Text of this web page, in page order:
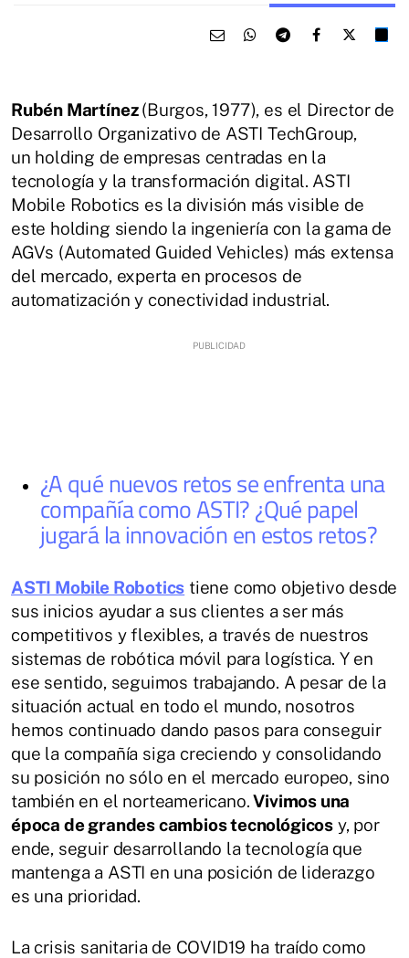
Rubén Martínez(Burgos, 1977), es el Director de
Desarrollo Organizativo de ASTI TechGroup,
un holding de empresas centradas en la
tecnología y la transformación digital. ASTI
Mobile Robotics es la división más visible de
este holding siendo la ingeniería con la gama de
AGVs (Automated Guided Vehicles) más extensa
del mercado, experta en procesos de
automatización y conectividad industrial.
¿A qué nuevos retos se enfrenta una
compañía como ASTI? ¿Qué papel
jugará la innovación en estos retos?
ASTI Mobile Robotics tiene como objetivo desde
sus inicios ayudar a sus clientes a ser más
competitivos y flexibles, a través de nuestros
sistemas de robótica móvil para logística. Y en
ese sentido, seguimos trabajando. A pesar de la
situación actual en todo el mundo, nosotros
hemos continuado dando pasos para conseguir
que la compañía siga creciendo y consolidando
su posición no sólo en el mercado europeo, sino
también en el norteamericano.Vivimos una
época de grandes cambios tecnológicosy, por
ende, seguir desarrollando la tecnología que
mantenga a ASTI en una posición de liderazgo
es una prioridad.
La crisis sanitaria de COVID19 ha traído como